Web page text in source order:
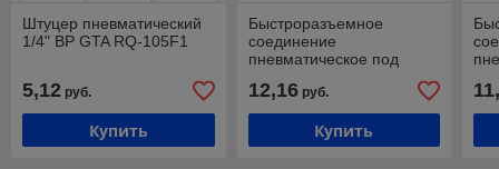
Штуцер пневматический
1/4" ВР GTA RQ-105F1
5,12 руб.
Купить
Быстроразъемное
соединение
пневматическое под
104S
12,16руб.
Купить